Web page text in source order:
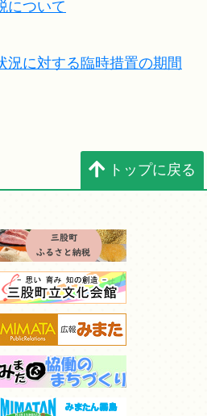
について
況に対する臨時措置の期間
トップに戻る